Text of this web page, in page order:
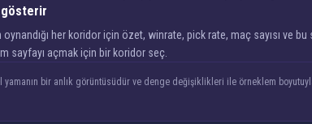
gösterir
her koridor için özet, winrate, pick rate, maç sayısı ve
sayfayı açmak için bir koridor seç.
bir anlık görüntüsüdür ve denge değişiklikleri ile örneklem